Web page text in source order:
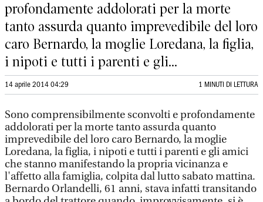
profondamente addolorati per la morte
tanto assurda quanto imprevedibile del loro
caro Bernardo, la moglie Loredana, la figlia,
i nipoti e tutti i parenti e gli...
14 aprile 2014 04:29 1 MINUTI DI LETTURA
Sono comprensibilmente sconvolti e profondamente
addolorati per la morte tanto assurda quanto
imprevedibile del loro caro Bernardo, la moglie
Loredana, la figlia, i nipoti e tutti i parenti e gli amici
che stanno manifestando la propria vicinanza e
l'affetto alla famiglia, colpita dal lutto sabato mattina.
Bernardo Orlandelli, 61 anni, stava infatti transitando